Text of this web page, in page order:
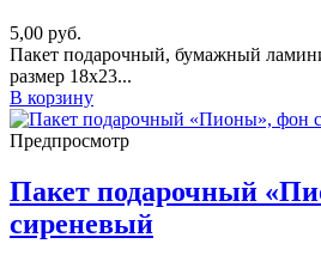
5,00 руб.
Пакет подарочный, бумажный
размер 18х23...
В корзину
Предпросмотр
Пакет подарочный
сиреневый